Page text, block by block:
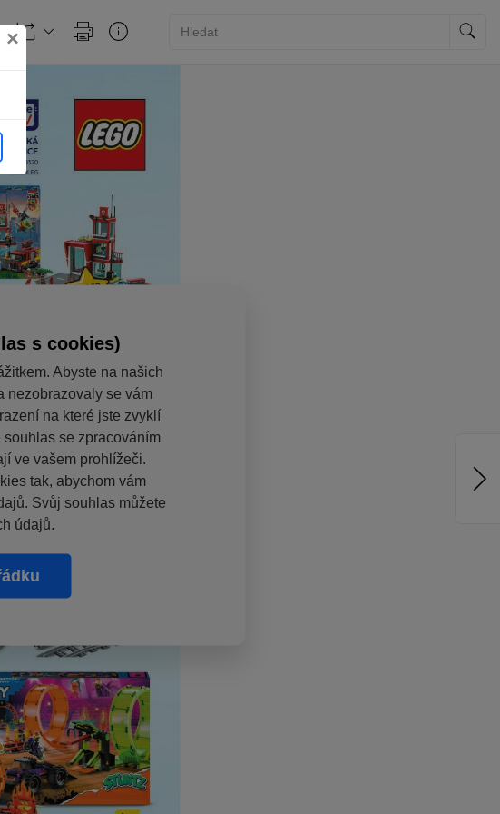
×
s cookies)
Abyste na našich
nezobrazovaly se vám
na které jste zvyklí
se zpracováním
ve vašem prohlížeči.
tak, abychom vám
Svůj souhlas můžete
údajů.